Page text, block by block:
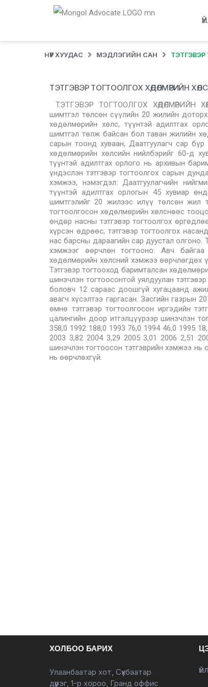
НҮҮР ХУУДАС МЭДЛЭГИЙН САН
ТЭТГЭВЭР ТОГТООЛГОХ ХӨДӨЛМӨРИЙН
ТЭТГЭВЭР ТОГТООЛГОХ ХӨДӨЛМӨРИЙН
шимтгэл төлсөн сүүлийн 20 жилийн
хөдөлмөрийн хөлс, түүнтэй адилтгах
шимтгэл төлж байсан бол таван жилийн
сарын тоонд хуваан, Даатгуулагч сар
хөдөлмөрийн хөлсийн нийлбэрийг 60-д
түүнтэй адилтгах орлого нь архивын
үндэслэн тэтгэвэр тогтоолгох сарын
хэмжээ, нэмэгдэл: Даатгуулагчийн
түүнтэй адилтгах орлогын 45 хувиар
шимтгэлийг 20 жилээс илүү төлсөн жил
тогтоолгосон хөдөлмөрийн хөлснөөс
өндөр насны тэтгэвэр тогтоолгох
хүрсэн өдрөөс, тэтгэвэр тогтоолгох
нас барсны дараагийн сар дуустал олгоно.
хэмжээг өөрчлөн тогтооно: Авч байгаа
хөдөлмөрийн хөлсний хэмжээ өөрчлөгдөх
Тэтгэвэр тогтооход баримталсан
шинэчлэн тогтоосонтой уялдуулан
боловч 12 сараас доошгүй хугацаанд
авагч хүсэлтээ гаргасан. Засгийн
өмнө тэтгэвэр тогтоолгосон иргэдийн
цалингийн доор итгэлцүүрээр шинэчлэн
358,0 1992 188,0 1993 76,0 1994 46,0 1995
2003 3,82 2004 3,29 2005 3,01 2006 2,51
шинэчлэн тогтоосон тэтгэврийн хэмжээ нь
нь өөрчлөхгүй.
ХОЛБОО БАРИХ
Улаанбаатар хот, Сүхбаатар
дүүрэг, 1-р хороо, Гранд оффис